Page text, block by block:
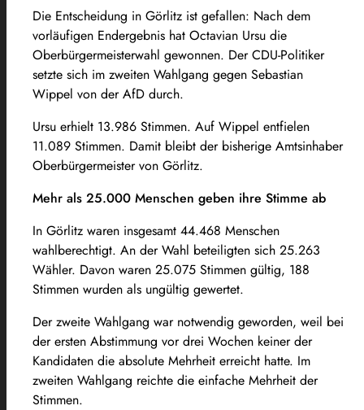
Die Entscheidung in Görlitz ist gefallen: Nach dem
vorläufigen Endergebnis hat Octavian Ursu die
Oberbürgermeisterwahl gewonnen. Der CDU-Politiker
setzte sich im zweiten Wahlgang gegen Sebastian
Wippel von der AfD durch.
Ursu erhielt 13.986 Stimmen. Auf Wippel entfielen
11.089 Stimmen. Damit bleibt der bisherige Amtsinhaber
Oberbürgermeister von Görlitz.
Mehr als 25.000 Menschen geben ihre Stimme ab
In Görlitz waren insgesamt 44.468 Menschen
wahlberechtigt. An der Wahl beteiligten sich 25.263
Wähler. Davon waren 25.075 Stimmen gültig, 188
Stimmen wurden als ungültig gewertet.
Der zweite Wahlgang war notwendig geworden, weil bei
der ersten Abstimmung vor drei Wochen keiner der
Kandidaten die absolute Mehrheit erreicht hatte. Im
zweiten Wahlgang reichte die einfache Mehrheit der
Stimmen.